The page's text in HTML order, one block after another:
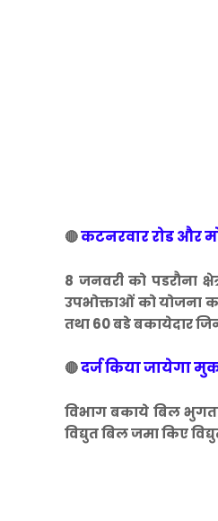
🔴कटनरवार रोड और
8 जनवरी को पडरौना
उपभोक्ताओं को योजना
तथा 60 बडे बकायेदार
🔴दर्ज किया जायेगा
विभाग बकाये बिल
विद्युत बिल जमा किए